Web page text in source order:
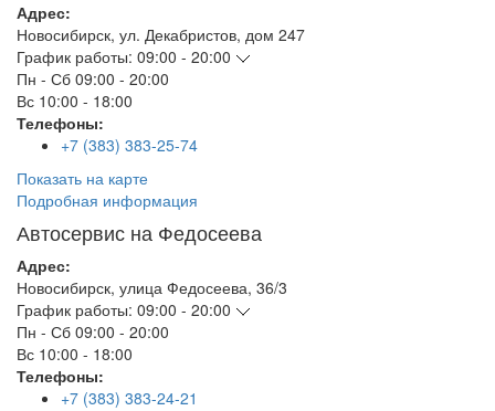
Адрес:
Новосибирск, ул. Декабристов, дом 247
График работы: 09:00 - 20:00
Пн - Сб 09:00 - 20:00
Вс 10:00 - 18:00
Телефоны:
+7 (383) 383-25-74
Показать на карте
Подробная информация
Автосервис на Федосеева
Адрес:
Новосибирск, улица Федосеева, 36/3
График работы: 09:00 - 20:00
Пн - Сб 09:00 - 20:00
Вс 10:00 - 18:00
Телефоны:
+7 (383) 383-24-21